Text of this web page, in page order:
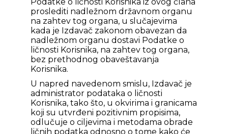
proslediti nadležnom državnom organu
na zahtev tog organa, u slučajevima
kada je Izdavač zakonom obavezan da
nadležnom organu dostavi Podatke o
ličnosti Korisnika, na zahtev tog organa,
bez prethodnog obaveštavanja
Korisnika.
U napred navedenom smislu, Izdavač je
administrator podataka o ličnosti
Korisnika, tako što, u okvirima i granicama
koji su utvrđeni pozitivnim propisima,
odlučuje o ciljevima i metodama obrade
ličnih podatka odnosno o tome kako će